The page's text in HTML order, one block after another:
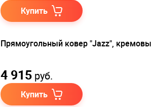
Купить
Прямоугольный ковер "Jazz",
4 915 руб.
Купить